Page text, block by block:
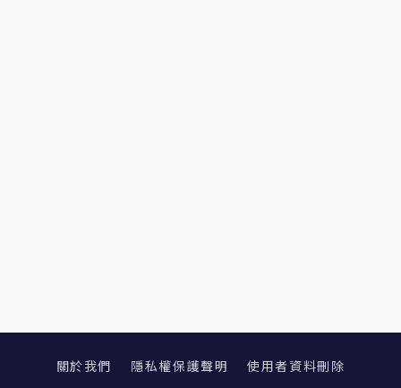
關於我們 隱私權保護聲明 使用者資料刪除